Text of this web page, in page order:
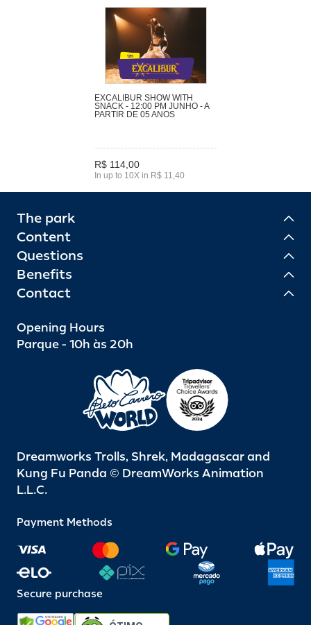
EXCALIBUR SHOW WITH
SNACK - 12:00 PM JUNHO - A
PARTIR DE 05 ANOS
R$ 114,00
In up to 10X in R$ 11,40
The park
Content
Questions
Benefits
Contact
Opening Hours
Parque - 10h às 20h
Dreamworks Trolls, Shrek, Madagascar and
Kung Fu Panda © DreamWorks Animation
L.L.C.
Payment Methods
Secure purchase